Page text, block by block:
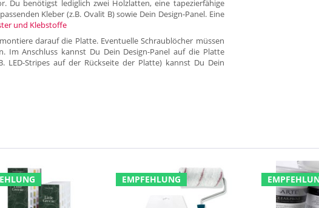
Du benötigst lediglich zwei Holzlatten, eine tapezierfähige
Kleber (z.B. Ovalit B) sowie Dein Design-Panel. Eine
und Klebstoffe
darauf die Platte. Eventuelle Schraublöcher müssen
Im Anschluss kannst Du Dein Design-Panel auf die Platte
LED-Stripes auf der Rückseite der Platte) kannst Du Dein
EMPFEHLUNG